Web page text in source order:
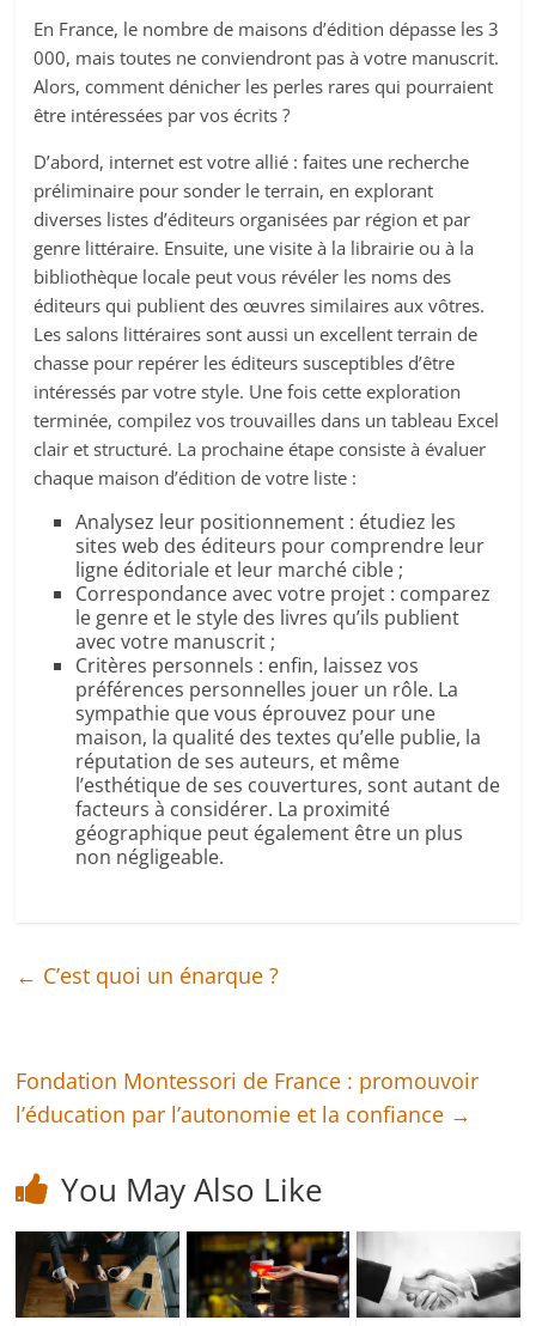
En France, le nombre de maisons d’édition dépasse les 3
000, mais toutes ne conviendront pas à votre manuscrit.
Alors, comment dénicher les perles rares qui pourraient
être intéressées par vos écrits ?
D’abord, internet est votre allié : faites une recherche
préliminaire pour sonder le terrain, en explorant
diverses listes d’éditeurs organisées par région et par
genre littéraire. Ensuite, une visite à la librairie ou à la
bibliothèque locale peut vous révéler les noms des
éditeurs qui publient des œuvres similaires aux vôtres.
Les salons littéraires sont aussi un excellent terrain de
chasse pour repérer les éditeurs susceptibles d’être
intéressés par votre style. Une fois cette exploration
terminée, compilez vos trouvailles dans un tableau Excel
clair et structuré. La prochaine étape consiste à évaluer
chaque maison d’édition de votre liste :
Analysez leur positionnement : étudiez les
sites web des éditeurs pour comprendre leur
ligne éditoriale et leur marché cible ;
Correspondance avec votre projet : comparez
le genre et le style des livres qu’ils publient
avec votre manuscrit ;
Critères personnels : enfin, laissez vos
préférences personnelles jouer un rôle. La
sympathie que vous éprouvez pour une
maison, la qualité des textes qu’elle publie, la
réputation de ses auteurs, et même
l’esthétique de ses couvertures, sont autant de
facteurs à considérer. La proximité
géographique peut également être un plus
non négligeable.
← C’est quoi un énarque ?
Fondation Montessori de France : promouvoir
l’éducation par l’autonomie et la confiance →
You May Also Like